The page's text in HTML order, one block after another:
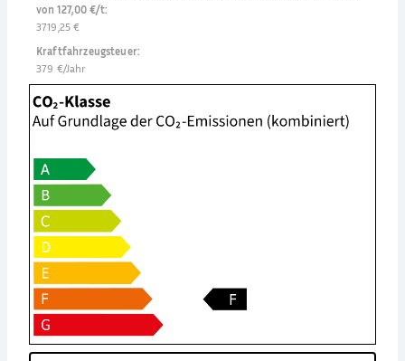
von 127,00 €/t:
3719,25 €
Kraftfahrzeugsteuer:
379 €/Jahr